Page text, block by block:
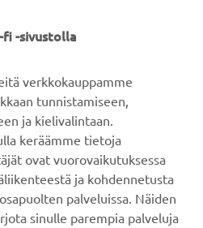
amateurs and professionals.
graphics for every YZ-F and
WR-F enduro models, the
gives all riders the chance to
with Yamaha quality.
fi -sivustolla
verkkokauppamme
tunnistamiseen,
ja kielivalintaan.
keräämme tietoja
ovat vuorovaikutuksessa
ja kohdennetusta
palveluissa. Näiden
sinulle parempia palveluja